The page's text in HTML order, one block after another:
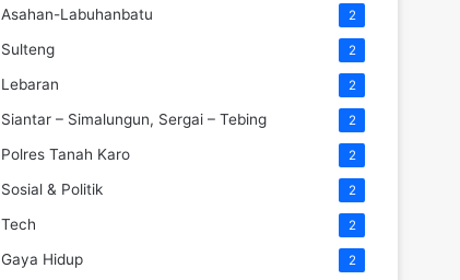
Asahan-Labuhanbatu 2
Sulteng 2
Lebaran 2
Siantar – Simalungun, Sergai – Tebing 2
Polres Tanah Karo 2
Sosial & Politik 2
Tech 2
Gaya Hidup 2